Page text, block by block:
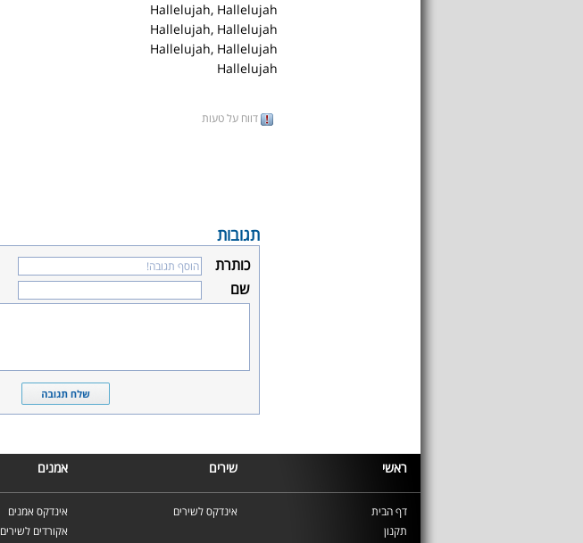
Hallelujah, Hallelujah
Hallelujah, Hallelujah
Hallelujah, Hallelujah
Hallelujah
דווח על טעות
תגובות
כותרת
שם
ראשי שירים אמנים
דף הבית
תקנון
אינדקס לשירים
אינדקס אמנים
אקורדים לשירים